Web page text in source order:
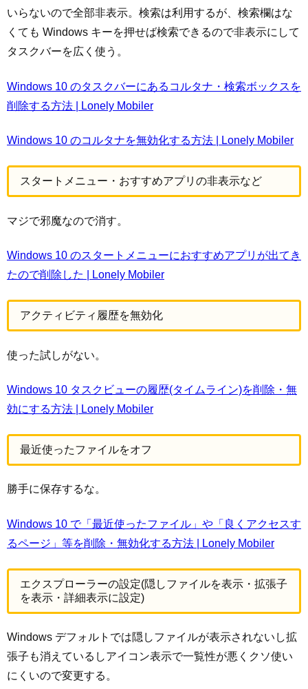
いらないので全部非表示。検索は利用するが、検索欄はな
くても Windows キーを押せば検索できるので非表示にして
タスクバーを広く使う。
Windows 10 のタスクバーにあるコルタナ・検索ボックスを
削除する方法 | Lonely Mobiler
Windows 10 のコルタナを無効化する方法 | Lonely Mobiler
スタートメニュー・おすすめアプリの非表示など
マジで邪魔なので消す。
Windows 10 のスタートメニューにおすすめアプリが出てき
たので削除した | Lonely Mobiler
アクティビティ履歴を無効化
使った試しがない。
Windows 10 タスクビューの履歴(タイムライン)を削除・無
効にする方法 | Lonely Mobiler
最近使ったファイルをオフ
勝手に保存するな。
Windows 10 で「最近使ったファイル」や「良くアクセスす
るページ」等を削除・無効化する方法 | Lonely Mobiler
エクスプローラーの設定(隠しファイルを表示・拡張子
を表示・詳細表示に設定)
Windows デフォルトでは隠しファイルが表示されないし拡
張子も消えているしアイコン表示で一覧性が悪くクソ使い
にくいので変更する。